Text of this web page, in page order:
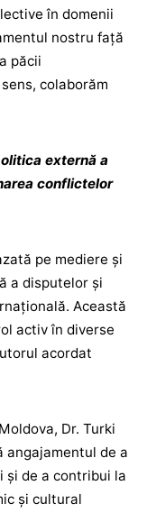
în domenii
nostru față
păcii
colaborăm
externă a
conflictelor
pe mediere și
a disputelor și
Această
activ în diverse
acordat
Dr. Turki
angajamentul de a
și de a contribui la
și cultural